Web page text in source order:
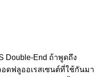
Double-End ถ้าพูดถึง
ดฟลูออเรสเซนต์ที่ใช้กันมา